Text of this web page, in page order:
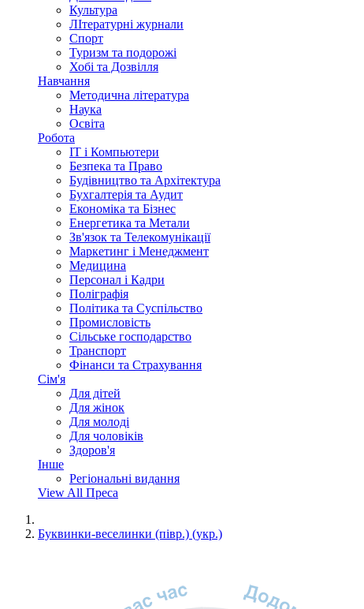
Культура
ЛІтературні журнали
Спорт
Туризм та подорожі
Хобі та Дозвілля
Навчання
Методична література
Наука
Освіта
Робота
IT і Компьютери
Безпека та Право
Будівництво та Архітектура
Бухгалтерія та Аудит
Економіка та Бізнес
Енергетика та Метали
Зв'язок та Телекомунікації
Маркетинг і Менеджмент
Медицина
Персонал і Кадри
Поліграфія
Політика та Суспільство
Промисловість
Сільське господарство
Транспорт
Фінанси та Страхування
Сім'я
Для дітей
Для жінок
Для молоді
Для чоловіків
Здоров'я
Інше
Регіональні видання
View All Преса
Буквинки-веселинки (півр.) (укр.)